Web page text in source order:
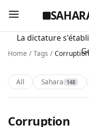
La dictature
Home / Tags / Corruption
All Sahara 148
Corruption